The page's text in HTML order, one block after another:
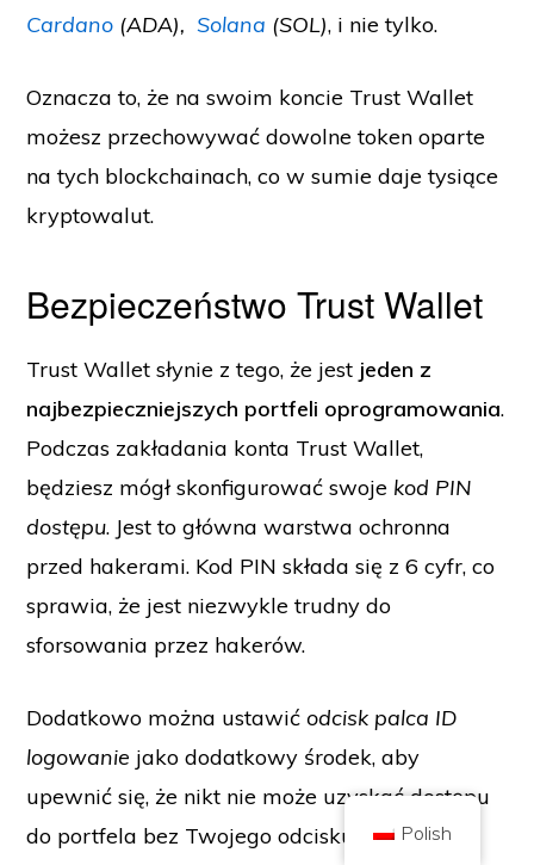
Cardano (ADA),Solana (SOL), i nie tylko.
Oznacza to, że na swoim koncie Trust Wallet
możesz przechowywać dowolne token oparte
na tych blockchainach, co w sumie daje tysiące
kryptowalut.
Bezpieczeństwo Trust Wallet
Trust Wallet słynie z tego, że jest jeden z
najbezpieczniejszych portfeli oprogramowania.
Podczas zakładania konta Trust Wallet,
będziesz mógł skonfigurować swoje kod PIN
dostępu. Jest to główna warstwa ochronna
przed hakerami. Kod PIN składa się z 6 cyfr, co
sprawia, że jest niezwykle trudny do
sforsowania przez hakerów.
Dodatkowo można ustawićodcisk palca ID
logowanie jako dodatkowy środek, aby
upewnić się, że nikt nie może uzyskać dostępu
do portfela bez Twojego odcisku palca.
Copyright © 2026 Brilliant British Ltd działająca jako Coin Kickoff
Numer przedsiębiorstwa 10490224
Adres: 3rd Floor Great Titchfield House, 14-18 Great Titchfield Street,
London, United Kingdom, W1W 8BD
Treść ma charakter informacyjny i nie stanowi porady inwestycyjnej. Wyniki
osiągnięte w przeszłości nie są wskaźnikiem przyszłych wyników.
Inwestowanie w kryptowaluty wiąże się z ryzykiem.
Finansowego (Financial Conduct Authority) i nie podlega ochronie w
ramach brytyjskiego systemu rekompensat za usługi finansowe (Financial
Inwestowanie w kryptowaluty wiąże się z ryzykiem, a kryptowaluta może
zyskać na wartości lub stracić część lub całość wartości. Podatek od zysków
kryptowalut.
STRONA GŁÓWNA O STRONIE POLITYKA PRYWATNOŚCI KONTAKT Z NAMI
Polish